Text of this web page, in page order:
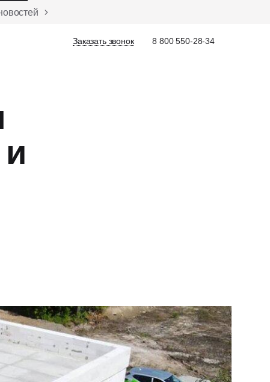
8 800 550-28-34
Заказать звонок
Заказать звонок